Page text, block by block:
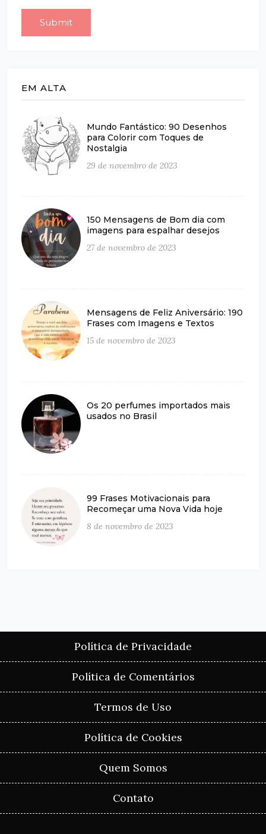
EM ALTA
Mundo Fantástico: 90 Desenhos
para Colorir com Toques de
Nostalgia
29 de novembro de 2023
150 Mensagens de Bom dia com
imagens para espalhar desejos
27 de novembro de 2023
Mensagens de Feliz Aniversário: 190
Frases com Imagens e Textos
15 de novembro de 2023
Os 20 perfumes importados mais
usados no Brasil
99 Frases Motivacionais para
Recomeçar uma Nova Vida hoje
8 de novembro de 2023
Política de Privacidade
Política de Comentários
Termos de Uso
Política de Cookies
Quem Somos
Contato